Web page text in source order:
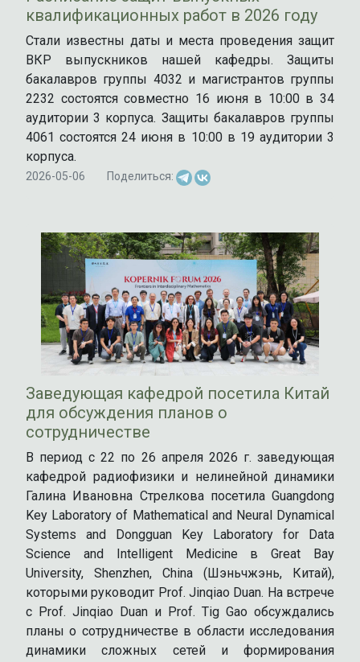
квалификационных работ в 2026 году
Стали известны даты и места проведения защит
ВКР выпускников нашей кафедры. Защиты
бакалавров группы 4032 и магистрантов группы
2232 состоятся совместно 16 июня в 10:00 в 34
аудитории 3 корпуса. Защиты бакалавров группы
4061 состоятся 24 июня в 10:00 в 19 аудитории 3
корпуса.
2026-05-06 Поделиться:
Заведующая кафедрой посетила Китай
для обсуждения планов о
сотрудничестве
В период с 22 по 26 апреля 2026 г. заведующая
кафедрой радиофизики и нелинейной динамики
Галина Ивановна Стрелкова посетила Guangdong
Key Laboratory of Mathematical and Neural Dynamical
Systems and Dongguan Key Laboratory for Data
Science and Intelligent Medicine в Great Bay
University, Shenzhen, China (Шэньчжэнь, Китай),
которыми руководит Prof. Jinqiao Duan. На встрече
с Prof. Jinqiao Duan и Prof. Tig Gao обсуждались
планы о сотрудничестве в области исследования
динамики сложных сетей и формирования